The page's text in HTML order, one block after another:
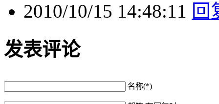
2010/10/15 14:48:11 回
发表评论
名称(*)